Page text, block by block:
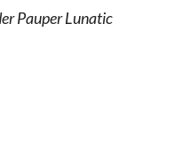
Pauper Lunatic